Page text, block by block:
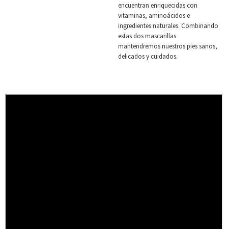
encuentran enriquecidas con
vitaminas, aminoácidos e
ingredientes naturales. Combinando
estas dos mascarillas
mantendremos nuestros pies sanos,
delicados y cuidados.